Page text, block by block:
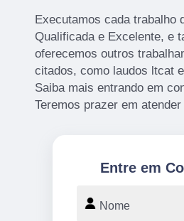
Executamos cada trabalho
Qualificada e Excelente, e
oferecemos outros
citados, como laudos ltcat
Saiba mais entrando em
Teremos prazer em
Entre em